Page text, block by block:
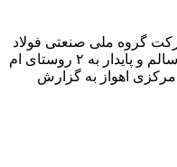
گروه ملی صنعتی فولاد
ایران محقق شد: افتتاح طرح آبرسانی سالم و پایدار به ۲ روستای ام
اهواز به گزارش